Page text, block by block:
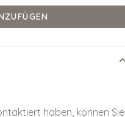
haben, können Sie